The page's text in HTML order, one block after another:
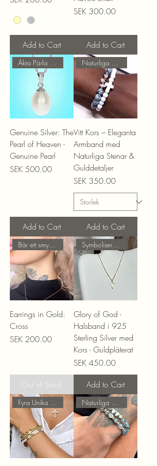
Add to Cart
Price
SEK 300.00
Add to Cart
Äkta Pärla & Äkta Silver!
Genuine Silver: The
Pearl of Heaven -
Genuine Pearl
Price
SEK 500.00
Add to Cart
Naturliga Stenar!
Vitt Kors – Eleganta
Armband med
Naturliga Stenar &
Gulddetaljer
Price
SEK 350.00
Add to Cart
Bär ett smycke med mening!
Earrings in Gold:
Cross
Price
SEK 200.00
Out of Stock
Symbolisera Ära och Majestät!
Glory of God -
Halsband i 925
Sterling Silver med
Kors - Guldpläterat
Price
SEK 450.00
Add to Cart
Fyra Unika Smycken! Naturliga Stenar!